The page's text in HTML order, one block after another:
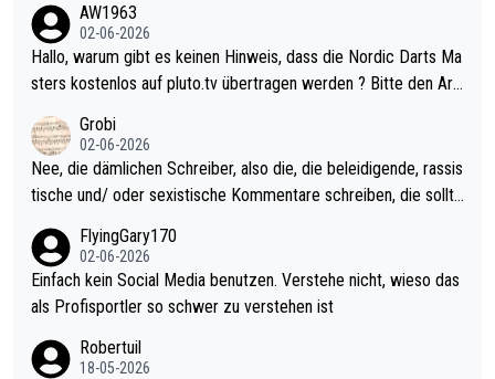
Allerdings ist Mitchell Lawrie als Nummer 1 der Welt eh qualifi
ziert. Somit ändert die automatische Qualifikation des Weltmei
sters erstmal nichts. Ich denke sie wollen damit für nächstes J
ohl wenig WDF Turniere spielen. Dies war bei Archie Self letzt
es Jahr der Fall. Er musste als amtierender Weltmeister durch
den Qualifier und ich glaube kaum, dass Mitchel sich das (in Ve
gas) antun würde, wenn er doch eigentlich die PDC-WM als Zi
el hat.
AW1963
02-06-2026
Hallo, warum gibt es keinen Hinweis, dass die Nordic Darts Ma
sters kostenlos auf pluto.tv übertragen werden ? Bitte den Arti
Grobi
02-06-2026
Nee, die dämlichen Schreiber, also die, die beleidigende, rassis
tische und/ oder sexistische Kommentare schreiben, die sollte
s Leben in den Griff kriegen. Nur eins wundert mich: Luke Little
r war doch neulich erst derjenige, der über Social Media GvV p
rovoziert hat. Und Littlers Mutter schießt öfters mal gegen Ric
FlyingGary170
02-06-2026
Einfach kein Social Media benutzen. Verstehe nicht, wieso das
als Profisportler so schwer zu verstehen ist
Robertuil
18-05-2026